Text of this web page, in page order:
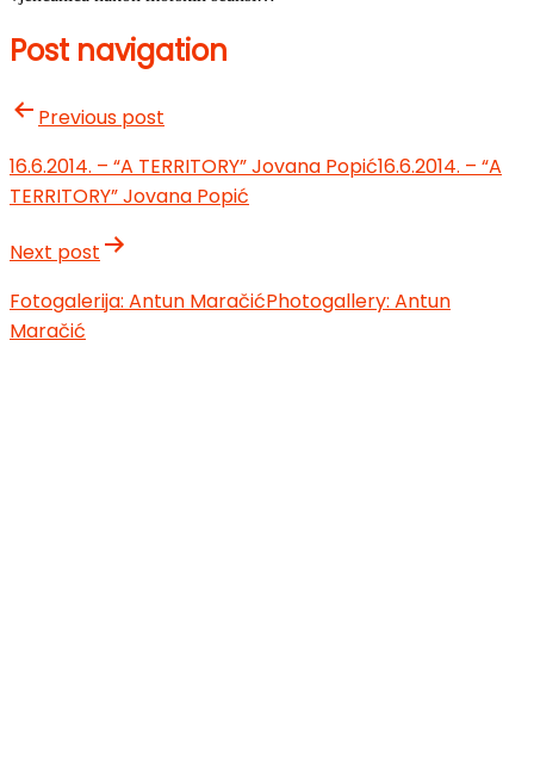
Post navigation
Previous post
16.6.2014. – “A TERRITORY” Jovana Popić16.6.2014. – “A
TERRITORY” Jovana Popić
Next post
Fotogalerija: Antun MaračićPhotogallery: Antun
Maračić